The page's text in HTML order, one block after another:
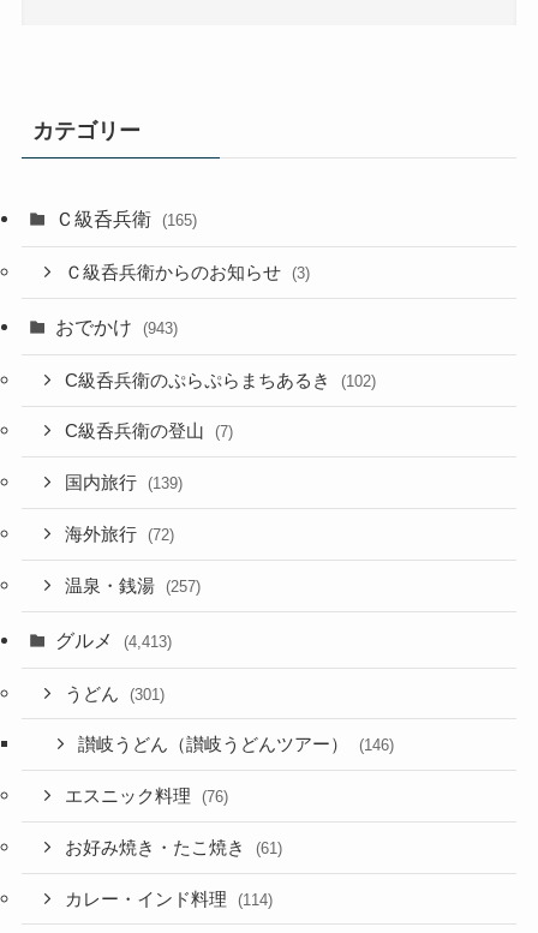
カテゴリー
Ｃ級呑兵衛 (165)
Ｃ級呑兵衛からのお知らせ (3)
おでかけ (943)
C級呑兵衛のぷらぷらまちあるき (102)
C級呑兵衛の登山 (7)
国内旅行 (139)
海外旅行 (72)
温泉・銭湯 (257)
グルメ (4,413)
うどん (301)
讃岐うどん（讃岐うどんツアー） (146)
エスニック料理 (76)
お好み焼き・たこ焼き (61)
カレー・インド料理 (114)